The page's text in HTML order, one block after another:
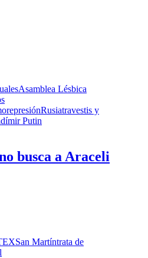
Asamblea Lésbica
represiónRusiatravestis y
Putin
busca a Araceli
San Martíntrata de